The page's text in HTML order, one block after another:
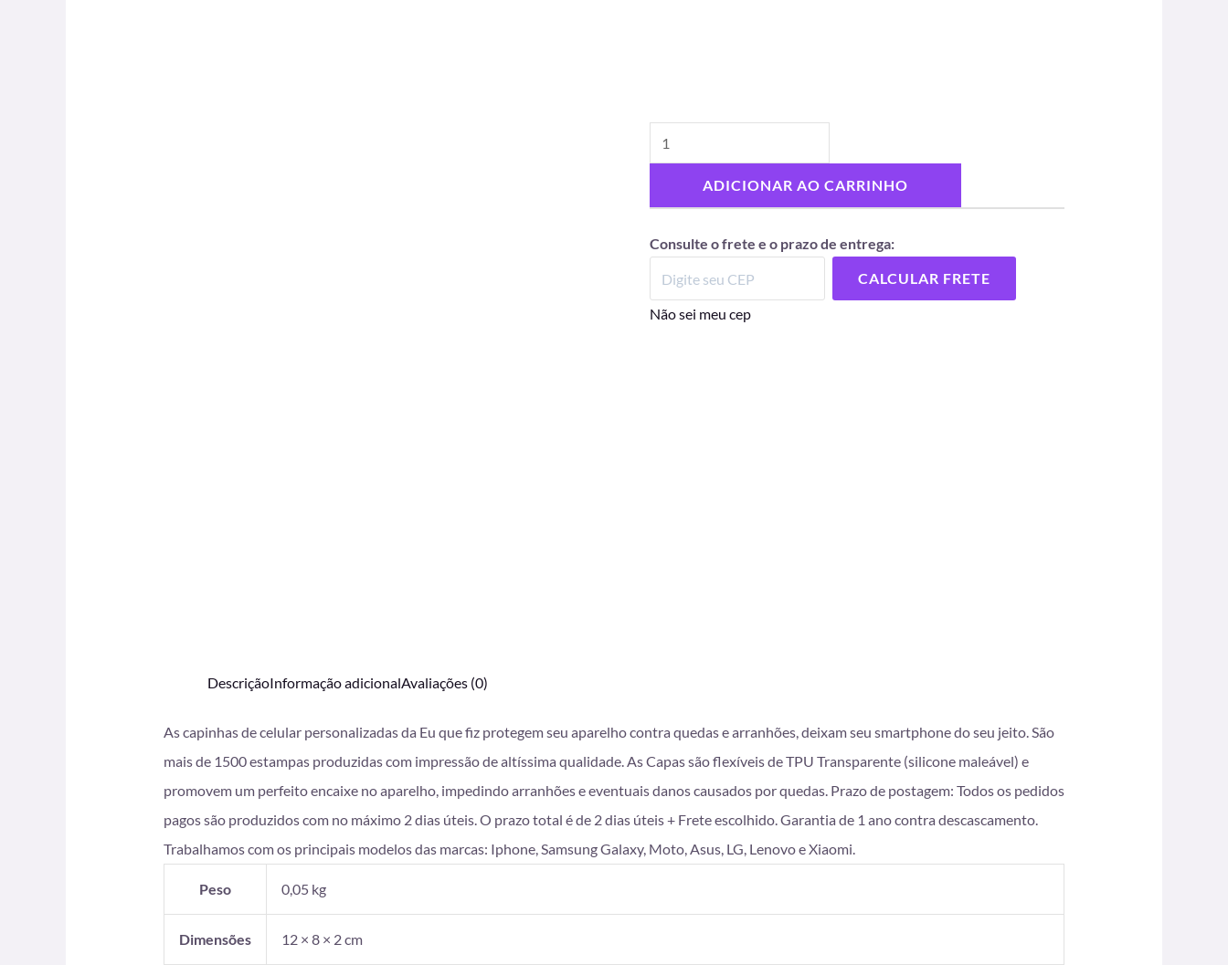
ADICIONAR AO CARRINHO
Consulte o frete e o prazo de entrega:
CALCULAR FRETE
Não sei meu cep
DescriçãoInformação adicionalAvaliações (0)
As capinhas de celular personalizadas da Eu que fiz protegem seu aparelho contra quedas e arranhões, deixam seu smartphone do seu jeito. São
mais de 1500 estampas produzidas com impressão de altíssima qualidade. As Capas são flexíveis de TPU Transparente (silicone maleável) e
promovem um perfeito encaixe no aparelho, impedindo arranhões e eventuais danos causados por quedas. Prazo de postagem: Todos os pedidos
pagos são produzidos com no máximo 2 dias úteis. O prazo total é de 2 dias úteis + Frete escolhido. Garantia de 1 ano contra descascamento.
Trabalhamos com os principais modelos das marcas: Iphone, Samsung Galaxy, Moto, Asus, LG, Lenovo e Xiaomi.
Peso 0,05 kg
Dimensões 12 × 8 × 2 cm